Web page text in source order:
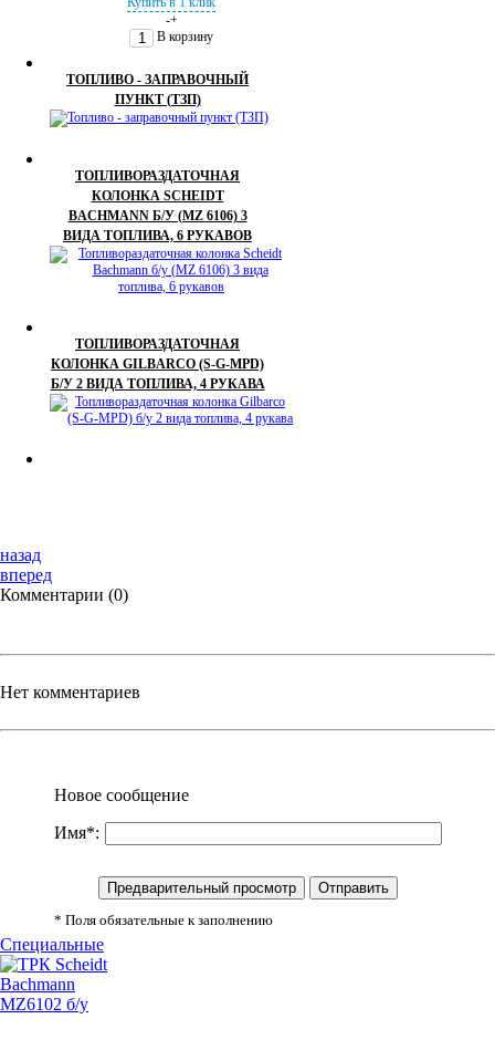
-+
В корзину
ТОПЛИВО - ЗАПРАВОЧНЫЙ
ПУНКТ (ТЗП)
ТОПЛИВОРАЗДАТОЧНАЯ
КОЛОНКА SCHEIDT
BACHMANN Б/У (MZ 6106) 3
ВИДА ТОПЛИВА, 6 РУКАВОВ
ТОПЛИВОРАЗДАТОЧНАЯ
КОЛОНКА GILBARCO (S-G-MPD)
Б/У 2 ВИДА ТОПЛИВА, 4 РУКАВА
назад
вперед
Комментарии (0)
Нет комментариев
Новое сообщение
Имя*:
* Поля обязательные к заполнению
Специальные